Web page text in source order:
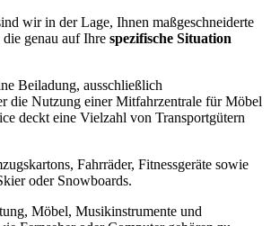
wir in der Lage, Ihnen maßgeschneiderte
genau auf Ihre spezifische Situation
Beiladung, ausschließlich
die Nutzung einer Mitfahrzentrale für Möbel
deckt eine Vielzahl von Transportgütern
Fahrräder, Fitnessgeräte sowie
oder Snowboards.
Möbel, Musikinstrumente und